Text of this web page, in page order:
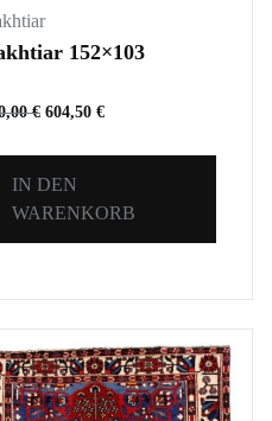
152×103
€ 604,50 €
IN DEN
WARENKORB